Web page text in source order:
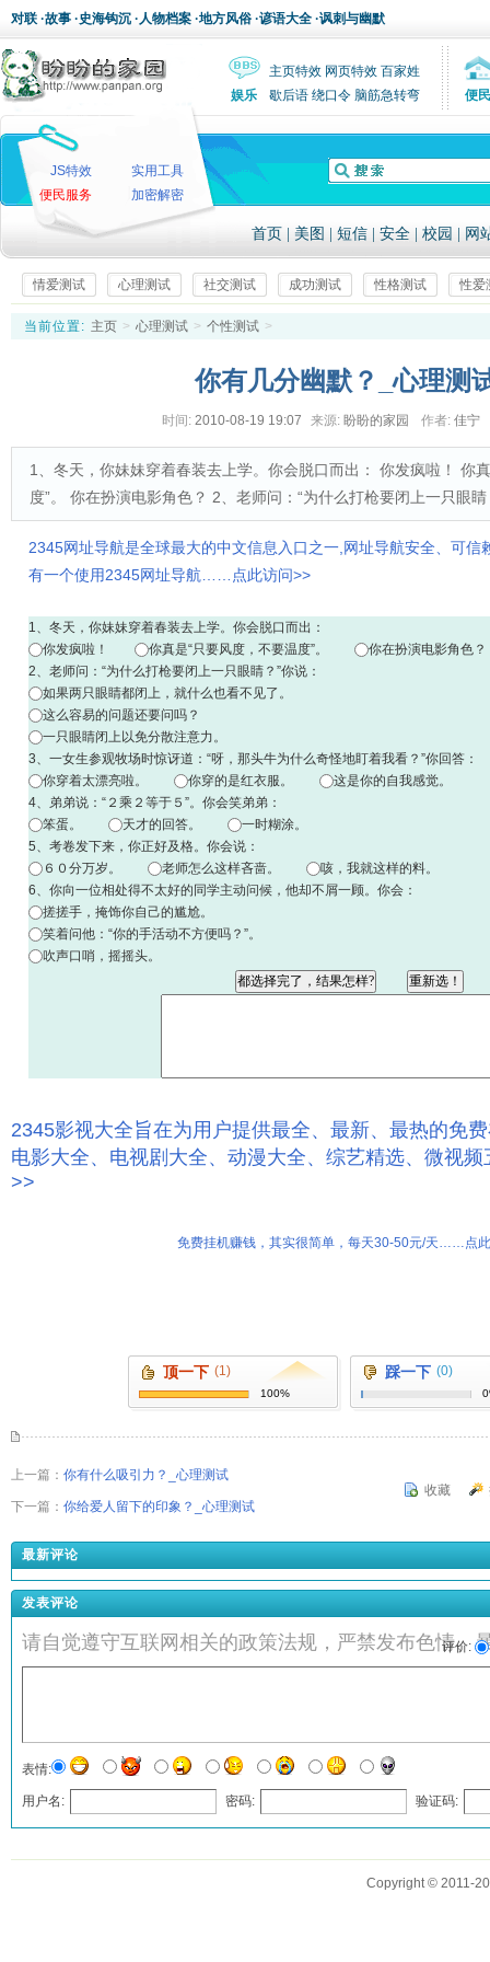
对联 ·故事 ·史海钩沉 ·人物档案 ·地方风俗 ·谚语大全 ·讽刺与幽默
主页特效 网页特效 百家姓
娱乐
歇后语 绕口令 脑筋急转弯 便民
JS特效
实用工具
便民服务
加密解密
首页 美图 短信 安全 校园 网
情爱测试 心理测试 社交测试 成功测试 性格测试 性爱
当前位置: 主页 > 心理测试 > 个性测试 >
你有几分幽默？_心理测
时间: 2010-08-19 19:07 来源: 盼盼的家园 作者: 佳宁
1、冬天，你妹妹穿着春装去上学。你会脱口而出： 你发疯啦！ 你
度”。 你在扮演电影角色？ 2、老师问：“为什么打枪要闭上一只眼
2345网址导航是全球最大的中文信息入口之一,网址导航安全、可信
有一个使用2345网址导航……点此访问>>
1、冬天，你妹妹穿着春装去上学。你会脱口而出：
你发疯啦！
你真是“只要风度，不要温度”。
你在扮演电影角色？
2、老师问：“为什么打枪要闭上一只眼睛？”你说：
如果两只眼睛都闭上，就什么也看不见了。
这么容易的问题还要问吗？
一只眼睛闭上以免分散注意力。
3、一女生参观牧场时惊讶道：“呀，那头牛为什么奇怪地盯着我看？”你回答：
你穿着太漂亮啦。
你穿的是红衣服。
这是你的自我感觉。
4、弟弟说：“２乘２等于５”。你会笑弟弟：
笨蛋。
天才的回答。
一时糊涂。
5、考卷发下来，你正好及格。你会说：
６０分万岁。
老师怎么这样吝啬。
咳，我就这样的料。
6、你向一位相处得不太好的同学主动问候，他却不屑一顾。你会：
搓搓手，掩饰你自己的尴尬。
笑着问他：“你的手活动不方便吗？”。
吹声口哨，摇摇头。
2345影视大全旨在为用户提供最全、最新、最热的免
电影大全、电视剧大全、动漫大全、综艺精选、微视
>>
免费挂机赚钱，其实很简单，每天30-50元/天……点
顶一下 (1)
100%
踩一下 (0)
上一篇： 你有什么吸引力？_心理测试
下一篇： 你给爱人留下的印象？_心理测试
收藏
最新评论
发表评论
请自觉遵守互联网相关的政策法规，严禁发布色情、
评价:
表情:
用户名: 密码: 验证码:
Copyright © 2011-